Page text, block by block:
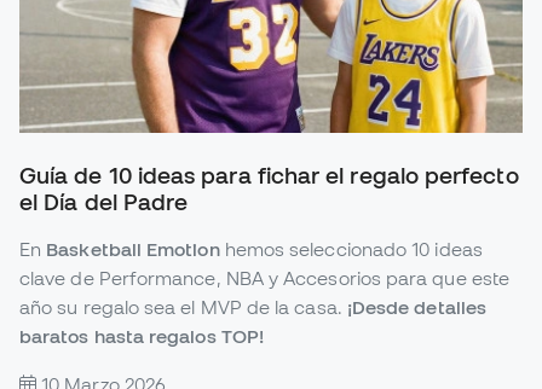
Guía de 10 ideas para fichar el regalo perfecto
el Día del Padre
En Basketball Emotionhemos seleccionado 10 ideas
clave de Performance, NBA y Accesorios para que este
año su regalo sea el MVP de la casa. ¡Desde detalles
baratos hasta regalos TOP!